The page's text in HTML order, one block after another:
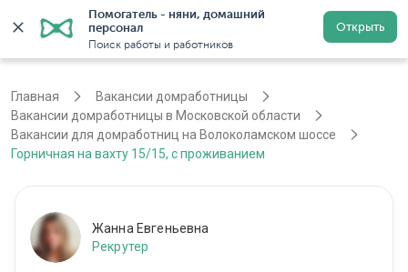
Помогатель - няни, домашний
персонал
Поиск работы и работников
Открыть
Регистрация
Главная
Вакансии домработницы
Вакансии домработницы в Московской области
Вакансии для домработниц на Волоколамском шоссе
Горничная на вахту 15/15, с проживанием
Жанна Евгеньевна
Рекрутер